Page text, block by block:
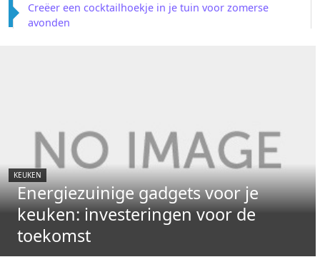
Terracotta decorelementen voor mediterrane
invloeden in je woonkamer
KEUKEN
Energiezuinige gadgets voor je
keuken: investeringen voor de
toekomst